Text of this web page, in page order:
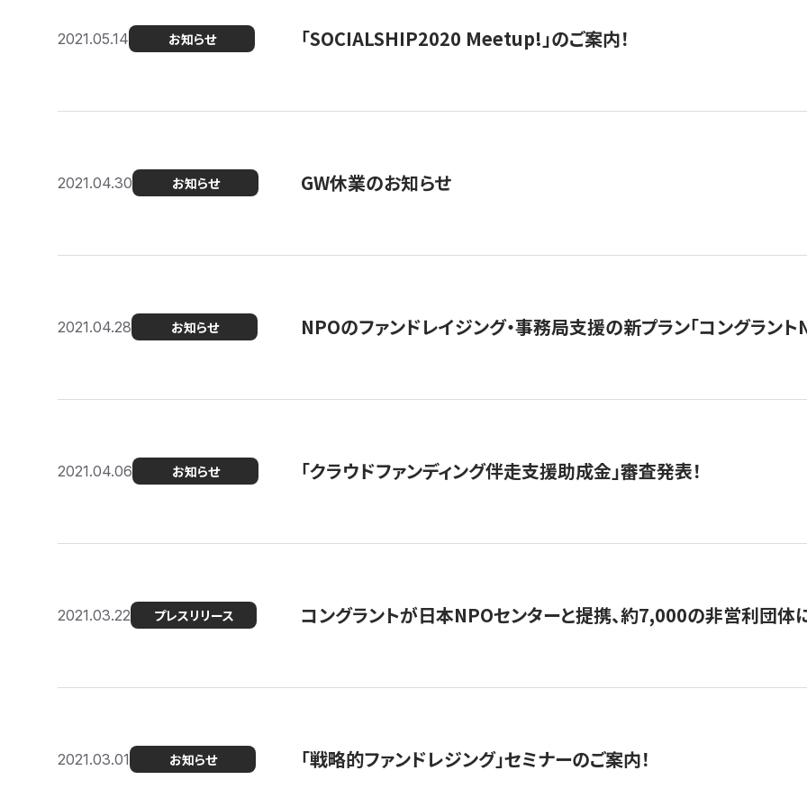
2021.05.14 お知らせ 「SOCIALSHIP2020 Meetup!」のご案内！
2021.04.30 お知らせ GW休業のお知らせ
2021.04.28 お知らせ NPOのファンドレイジング・事務局支援の新プラン「コングラント
2021.04.06 お知らせ 「クラウドファンディング伴走支援助成金」審査発表！
2021.03.22 プレスリリース コングラントが日本NPOセンターと提携、約7,000の非営利団体
2021.03.01 お知らせ 「戦略的ファンドレジング」セミナーのご案内！